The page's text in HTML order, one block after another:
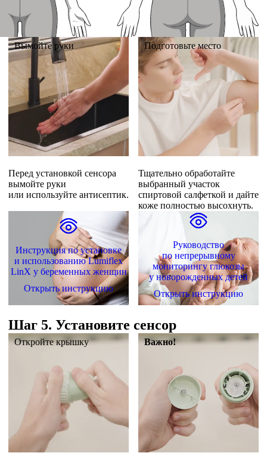
Вымойте руки
Перед установкой сенсора
вымойте руки
или используйте антисептик.
Подготовьте место
Тщательно обработайте
выбранный участок
спиртовой салфеткой и дайте
коже полностью высохнуть.
Инструкция по установке
и использованию Lumiflex
LinX у беременных женщин
Открыть инструкцию
Руководство
по непрерывному
мониторингу глюкозы
у новорожденных детей
Открыть инструкцию
Шаг 5. Установите сенсор
Откройте крышку Важно!